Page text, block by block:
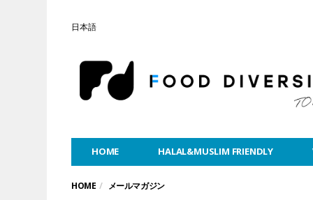
日本語
HOME HALAL&MUSLIM FRIENDLY
HOME メールマガジン